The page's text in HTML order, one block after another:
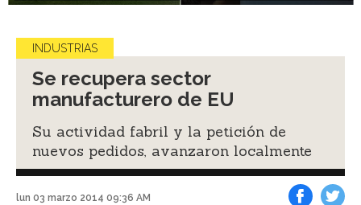
INDUSTRIAS
Se recupera sector
manufacturero de EU
Su actividad fabril y la petición de
nuevos pedidos, avanzaron localmente
lun 03 marzo 2014 09:36 AM